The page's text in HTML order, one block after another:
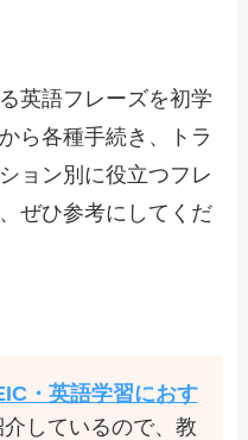
英語フレーズを初学
ら各種手続き、トラ
ョン別に役立つフレ
ぜひ参考にしてくだ
・英語学習におす
しているので、教